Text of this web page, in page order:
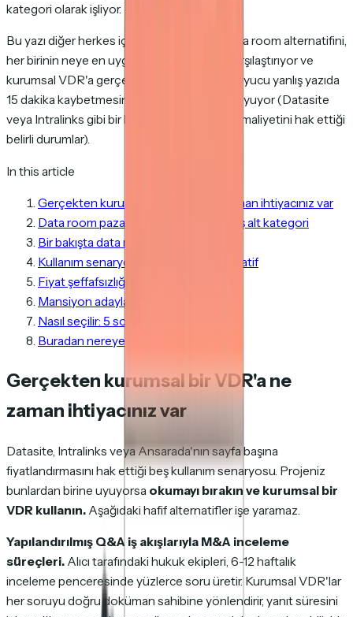
kategori olarak işliyor.
Bu yazı diğer herkes için. 6 doğru ölçekli data room alternatifini,
her birinin neye en uygun olduğuna göre karşılaştırıyor ve
kurumsal VDR'a gerçekten ihtiyacı olan okuyucu yanlış yazıda
15 dakika kaybetmesin diye baştan ayrımı koyuyor (Datasite
veya Intralinks gibi bir kurumsal VDR'ın hâlâ maliyetini hak ettiği
belirli durumlar).
In this article
Gerçekten kurumsal bir VDR'a ne zaman ihtiyacınız var
Data room pazarı aslında tek değil, beş alt kategori
Bir bakışta data room alternatifleri
Kullanım senaryosu çerçeveli 6 alternatif
Fiyat şeffafsızlığı uyarıları
Mansiyon adayları
Nasıl seçilir: 5 soru
Buradan nereye
Gerçekten kurumsal bir VDR'a ne
zaman ihtiyacınız var
Datasite, Intralinks veya Ansarada'nın sayfa başına
fiyatlandırmasını hak ettiği beş kullanım senaryosu. Projeniz
bunlardan birine uyuyorsa okumayı bırakın ve kurumsal bir
VDR kullanın. Aşağıdaki hafif alternatifler işe yaramaz.
Yapılandırılmış Q&A iş akışlarıyla M&A inceleme
süreçleri. Alıcı tarafındaki hukuk ekipleri, 6-12 haftalık
inceleme penceresinde yüzlerce soru üretir. Kurumsal VDR'lar
her soruyu doğru doküman sahibine yönlendirir, yanıt süresini